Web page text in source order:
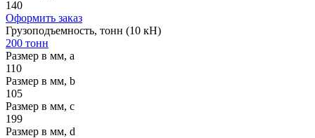
140
Оформить заказ
Грузоподъемность, тонн (10 кН)
200 тонн
Размер в мм, a
110
Размер в мм, b
105
Размер в мм, c
199
Размер в мм, d